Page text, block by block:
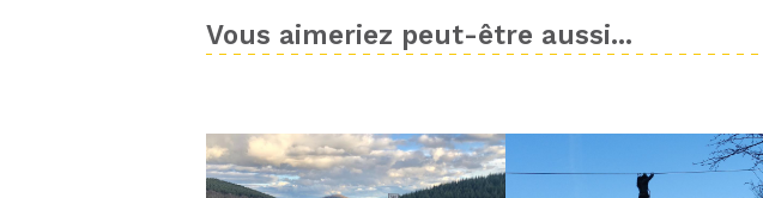
Vous aimeriez peut-être aussi...